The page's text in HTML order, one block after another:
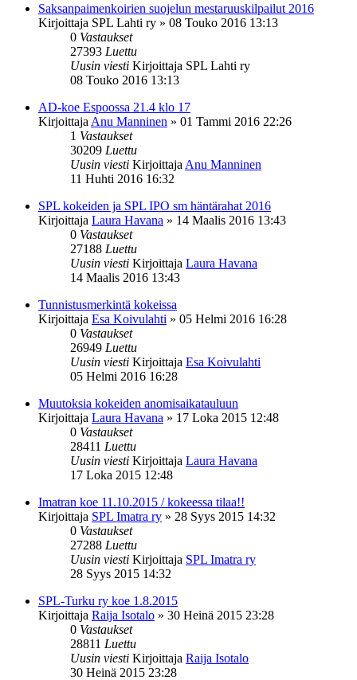
Saksanpaimenkoirien suojelun mestaruuskilpailut 2016
Kirjoittaja SPL Lahti ry » 08 Touko 2016 13:13
0 Vastaukset
27393 Luettu
Uusin viesti Kirjoittaja SPL Lahti ry
08 Touko 2016 13:13
AD-koe Espoossa 21.4 klo 17
Kirjoittaja Anu Manninen » 01 Tammi 2016 22:26
1 Vastaukset
30209 Luettu
Uusin viesti Kirjoittaja Anu Manninen
11 Huhti 2016 16:32
SPL kokeiden ja SPL IPO sm häntärahat 2016
Kirjoittaja Laura Havana » 14 Maalis 2016 13:43
0 Vastaukset
27188 Luettu
Uusin viesti Kirjoittaja Laura Havana
14 Maalis 2016 13:43
Tunnistusmerkintä kokeissa
Kirjoittaja Esa Koivulahti » 05 Helmi 2016 16:28
0 Vastaukset
26949 Luettu
Uusin viesti Kirjoittaja Esa Koivulahti
05 Helmi 2016 16:28
Muutoksia kokeiden anomisaikatauluun
Kirjoittaja Laura Havana » 17 Loka 2015 12:48
0 Vastaukset
28411 Luettu
Uusin viesti Kirjoittaja Laura Havana
17 Loka 2015 12:48
Imatran koe 11.10.2015 / kokeessa tilaa!!
Kirjoittaja SPL Imatra ry » 28 Syys 2015 14:32
0 Vastaukset
27288 Luettu
Uusin viesti Kirjoittaja SPL Imatra ry
28 Syys 2015 14:32
SPL-Turku ry koe 1.8.2015
Kirjoittaja Raija Isotalo » 30 Heinä 2015 23:28
0 Vastaukset
28811 Luettu
Uusin viesti Kirjoittaja Raija Isotalo
30 Heinä 2015 23:28